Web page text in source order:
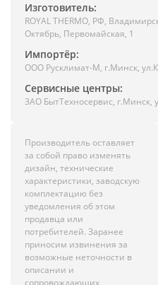
Изготовитель:
ROYAL THERMO, РФ,
Октябрь, Первомайская, 1
Импортёр:
ООО Русклимат-М, г.Минск,
Сервисные центры:
ЗАО БытТехносервис, г.Минск,
Производитель оставляет
за собой право изменять
дизайн, технические
характеристики, заводскую
комплектацию без
уведомления об этом
продавца или
потребителей. Заранее
приносим извинения за
возможные неточности в
описании и
сопровождающих